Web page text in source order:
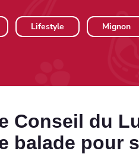
Lifestyle Mignon
Conseil du
balade pour